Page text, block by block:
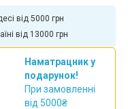
від 5000 грн
від 13000 грн
Наматрацник у
подарунок!
При замовленні
від 5000₴